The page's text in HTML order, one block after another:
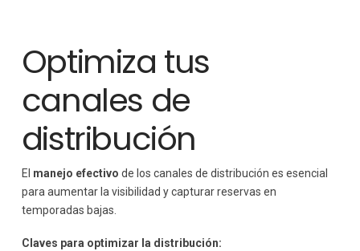
Optimiza tus
canales de
distribución
El manejo efectivo de los canales de distribución es esencial
para aumentar la visibilidad y capturar reservas en
temporadas bajas.
Claves para optimizar la distribución: